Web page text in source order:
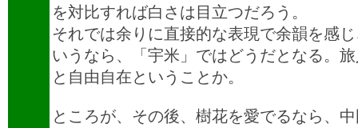
を対比すれば白さは目立つだろう。
それでは余りに直接的な表現で余韻を感
いうなら、「宇米」ではどうだとなる。
と自由自在ということか。
ところが、その後、樹花を愛でるなら、